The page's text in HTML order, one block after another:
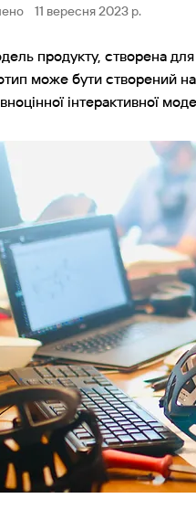
11 вересня 2023 р.
продукту, створена для
може бути створений на
інтерактивної